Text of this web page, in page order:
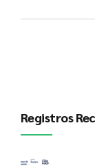
Registros